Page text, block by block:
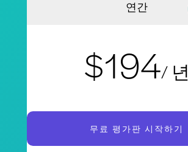
연간
$194/ 년
무료 평가판 시작하기